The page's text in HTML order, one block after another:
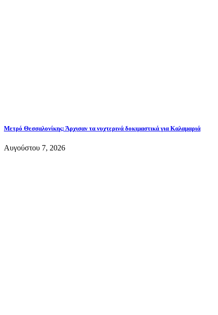
Μετρό Θεσσαλονίκης: Άρχισαν τα νυχτερινά δοκιμαστικά για Καλαμαριά
Αυγούστου 7, 2026